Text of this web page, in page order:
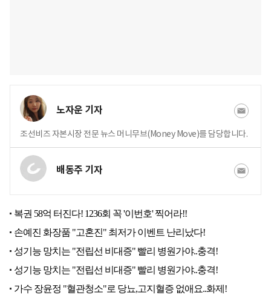
노자운 기자
조선비즈 자본시장 전문 뉴스 머니무브(Money Move)를 담당합니다.
배동주 기자